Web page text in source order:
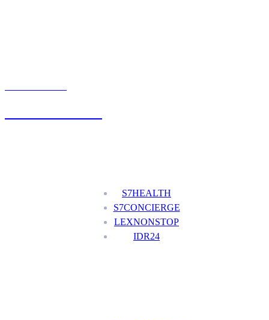
S7HEALTH
S7CONCIERGE
LEXNONSTOP
IDR24